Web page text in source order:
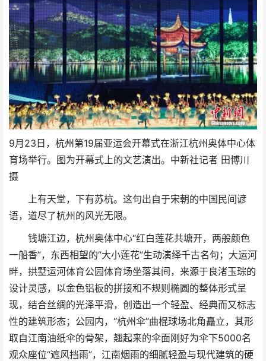
9月23日，杭州第19届亚运会开幕式在浙江杭州奥体中心体
育场举行。图为开幕式上的文艺演出。中新社记者 田博川
摄
上有天堂，下有苏杭。这句出自于宋朝的中国民间谚
语，道尽了杭州的风光无限。
钱塘江边，杭州奥体中心“红白莲花共塘开，两般颜色
一船香”，东西相望的“大小莲花”生动演绎千古名句；大运河
畔，拱墅运河体育公园体育场坐落其间，来源于良渚玉琮的
设计灵感，以金色铝板的拼接和不规则椭圆的整体形式呈
现，结合丝绸的光泽平滑，创造出一个轻盈、经典而又标志
性的建筑形态；公园内，“杭州伞”曲棍球场北角矗立，其形
取自江南油纸伞的骨架，翘起来的伞面刚好为伞下5000名
观众座位“遮风挡雨”，江南烟雨的细腻轻盈与现代建筑的硬